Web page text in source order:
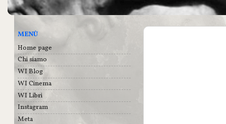
MENÙ
Home page
Chi siamo
WI Blog
WI Cinema
WI Libri
Instagram
Meta